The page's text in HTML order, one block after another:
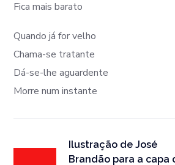
Fica mais barato
Quando já for velho
Chama-se tratante
Dá-se-lhe aguardente
Morre num instante
Ilustração de José
Brandão para a capa